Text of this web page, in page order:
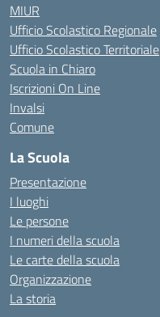
MIUR
Ufficio Scolastico Regionale
Ufficio Scolastico Territoriale
Scuola in Chiaro
Iscrizioni On Line
Invalsi
Comune
La Scuola
Presentazione
I luoghi
Le persone
I numeri della scuola
Le carte della scuola
Organizzazione
La storia